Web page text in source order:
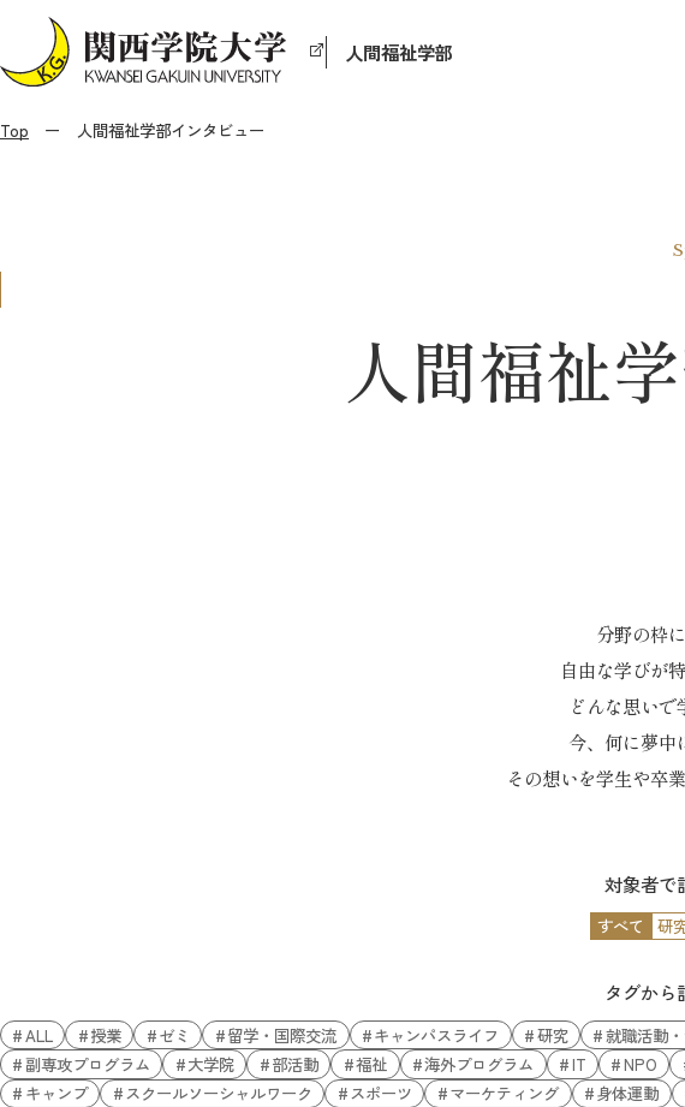
人間福祉学部
Top 人間福祉学部インタビュー
人間福祉
分野の枠
自由な学びが
どんな思いで
今、何に夢中
その想いを学生や卒
対象者で
すべて 研
タグから
ALL 授業 ゼミ 留学・国際交流 キャンパスライフ 研究 就職活動
副専攻プログラム
大学院 部活動 福祉 海外プログラム IT NPO
キャンプ
スクールソーシャルワーク スポーツ マーケティング 身体運動